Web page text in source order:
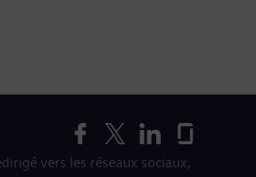
vers les réseaux sociaux,